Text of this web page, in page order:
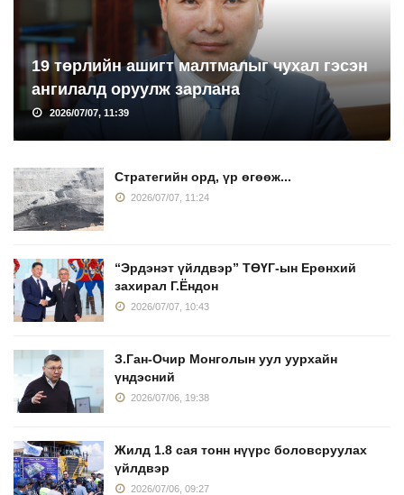
19 төрлийн ашигт малтмалыг чухал гэсэн
ангилалд оруулж зарлана
2026/07/07, 11:39
Стратегийн орд, үр өгөөж...
2026/07/07, 11:24
“Эрдэнэт үйлдвэр” ТӨҮГ-ын Ерөнхий
захирал Г.Ёндон
2026/07/07, 10:43
З.Ган-Очир Монголын уул уурхайн
үндэсний
2026/07/06, 19:38
Жилд 1.8 сая тонн нүүрс боловсруулах
үйлдвэр
2026/07/06, 09:27